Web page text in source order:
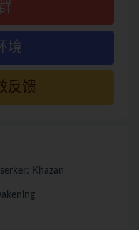
境
反馈
Khazan